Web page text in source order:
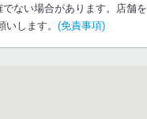
ない場合があります。店舗を
いします。 (免責事項)